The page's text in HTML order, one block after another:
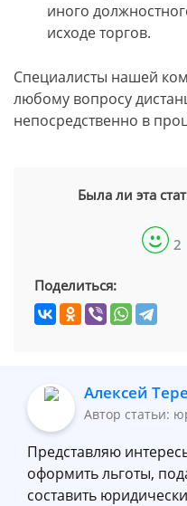
иного
исходе торгов.
Специалисты нашей
любому вопросу
непосредственно в
Была ли эта
2
Поделиться:
Алексей
Автор статьи:
Представляю
оформить льготы,
составить